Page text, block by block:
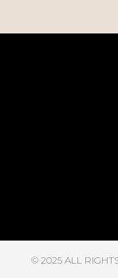
© 2025 ALL